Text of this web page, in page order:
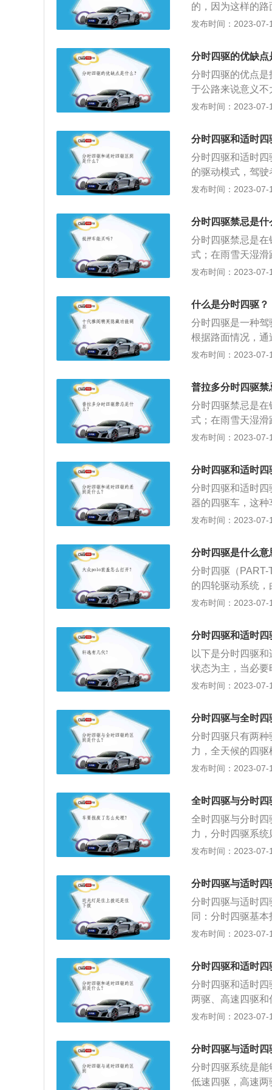
对于公路来说意
硬轴连接，在驾驶
在砂石、雨雪、
的，因为这样的
险，甚至是损坏
不同的模式，当
是高速4驱，比较
驱，适合比较糟
时使用。分时四
驾驶员手动来切
可以保证车辆有
发布时间：2023-
分时四驱的优缺点
分时四驱的优点
于公路来说意义
的相关资料：分
差速锁，如果在
是弯道都游刃有
差不能自动分配
发布时间：2023-
分时四驱和适时
分时四驱和适时
的驱动模式，驾
适时四驱又称为
差的时候只能靠
对突如其来的打
发布时间：2023-
分时四驱禁忌是什
分时四驱禁忌是
式；在雨雪天湿
驶，要打开四驱
时四驱的定义：
动系统，由驾驶
驱动模式。
发布时间：2023-
什么是分时四驱？
分时四驱是一种
根据路面情况，
越野车或四驱
作，有些甚至结
起来比较麻烦，
二是因为分时四
系统，特别是在
状态，正常行驶
车辆的通过性能。
发布时间：2023-
普拉多分时四驱禁
分时四驱禁忌是
式；在雨雪天湿
驶，要打开四驱
时四驱的定义：
驱动模式。
发布时间：2023-
分时四驱和适时
分时四驱和适时
器的四驱车，这
便换装后差锁、
同：适时四驱一
四驱系统需要手
时四驱是由驾驶
四驱是由电脑芯
发布时间：2023-
分时四驱是什么意
分时四驱（
的四轮驱动系统
动或四轮驱动模
轮驱动或是四轮
四轮驱动来行驶
模式。
发布时间：2023-
分时四驱和适时
以下是分时四驱
状态为主，当必
驱、高速四驱和
性和通过性，又
驶环境，根据驾
弯等附着力低的
路况上，车辆会
发布时间：2023-
分时四驱与全时
分时四驱只有两
力，全天候的四
差速锁，可实现
固定，属于刚性
显。若是在抓地
驱无法在抓地力
个轮子都有驱动
发布时间：2023-
全时四驱与分时
全时四驱与分时
力，分时四驱系
式，分别是高速
不同。大部分豪
料介绍：常见的
较常见。搭载适
平时大部分时间
发布时间：2023-
分时四驱与适时
分时四驱与适时
同：分时四驱基
用这种形式，这
形式中它在操作
紧离合器带动后
必要时才会自动
速四驱三种模式。
发布时间：2023-
分时四驱和适时
分时四驱和适时
两驱、高速四驱
动切换到四驱状
使用分时四驱的
奇骏等。
发布时间：2023-
分时四驱与适时四
分时四驱系统是
低速四驱，高速